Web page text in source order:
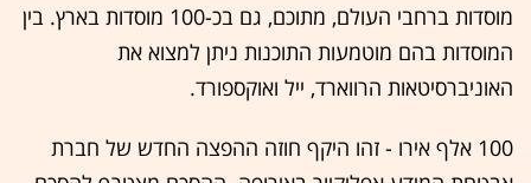
מוסדות ברחבי העולם, מתוכם, גם בכ-100 מוסדות בארץ. בין
המוסדות בהם מוטמעות התוכנות ניתן למצוא את
האוניברסיטאות הרווארד, ייל ואוקספורד.
100 אלף אירו - זהו היקף חוזה ההפצה החדש של חברת